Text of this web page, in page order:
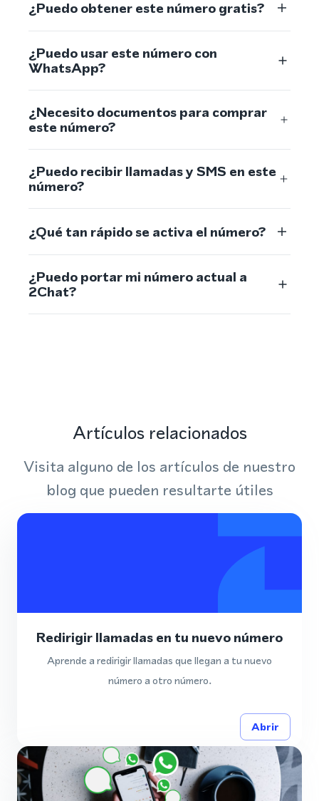
¿Puedo obtener este número gratis?
¿Puedo usar este número con
WhatsApp?
¿Necesito documentos para comprar
este número?
¿Puedo recibir llamadas y SMS en este
número?
¿Qué tan rápido se activa el número?
¿Puedo portar mi número actual a
2Chat?
Artículos relacionados
Visita alguno de los artículos de nuestro
blog que pueden resultarte útiles
Redirigir llamadas en tu nuevo número
Aprende a redirigir llamadas que llegan a tu nuevo
número a otro número.
Abrir